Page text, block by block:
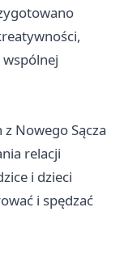
wspólnej
Nowego Sącza
relacji
i dzieci
i spędzać